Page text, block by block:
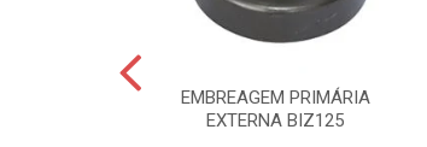
EMBREAGEM PRIMÁRIA
EXTERNA BIZ125